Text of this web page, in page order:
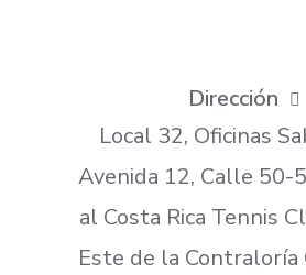
Dirección
Local 32, Oficinas
Avenida 12, Calle 50-
al Costa Rica Tennis
Este de la Contraloría